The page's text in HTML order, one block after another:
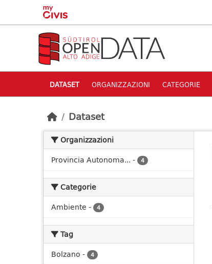
Skip to main content
DATASET ORGANIZZAZIONI CATEGORIE
Dataset
Organizzazioni
Provincia Autonoma... - 4
Categorie
Ambiente - 4
Tag
Bolzano - 4